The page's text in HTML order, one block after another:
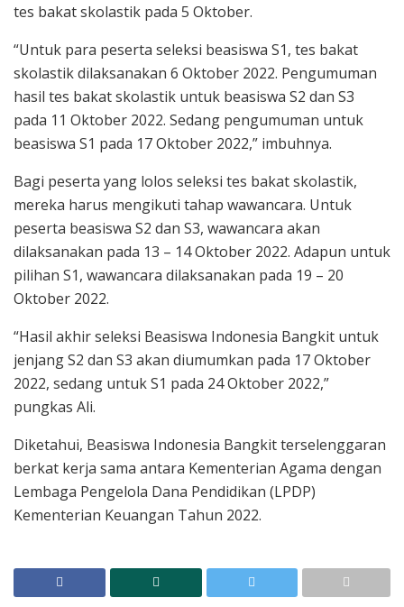
tes bakat skolastik pada 5 Oktober.
“Untuk para peserta seleksi beasiswa S1, tes bakat
skolastik dilaksanakan 6 Oktober 2022. Pengumuman
hasil tes bakat skolastik untuk beasiswa S2 dan S3
pada 11 Oktober 2022. Sedang pengumuman untuk
beasiswa S1 pada 17 Oktober 2022,” imbuhnya.
Bagi peserta yang lolos seleksi tes bakat skolastik,
mereka harus mengikuti tahap wawancara. Untuk
peserta beasiswa S2 dan S3, wawancara akan
dilaksanakan pada 13 – 14 Oktober 2022. Adapun untuk
pilihan S1, wawancara dilaksanakan pada 19 – 20
Oktober 2022.
“Hasil akhir seleksi Beasiswa Indonesia Bangkit untuk
jenjang S2 dan S3 akan diumumkan pada 17 Oktober
2022, sedang untuk S1 pada 24 Oktober 2022,”
pungkas Ali.
Diketahui, Beasiswa Indonesia Bangkit terselenggaran
berkat kerja sama antara Kementerian Agama dengan
Lembaga Pengelola Dana Pendidikan (LPDP)
Kementerian Keuangan Tahun 2022.